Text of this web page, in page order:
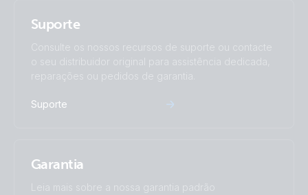
Suporte
Consulte os nossos recursos de suporte ou contacte
o seu distribuidor original para assistência dedicada,
reparações ou pedidos de garantia.
Suporte
Garantia
Leia mais sobre a nossa garantia padrão